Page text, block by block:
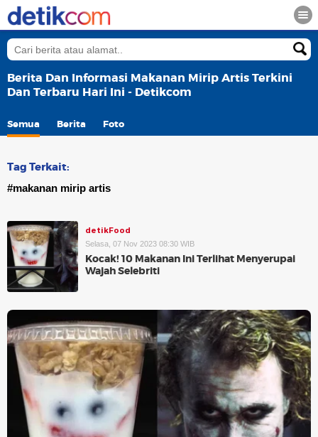
Berita Dan Informasi Makanan Mirip Artis Terkini
Dan Terbaru Hari Ini - Detikcom
Semua Berita Foto
Tag Terkait:
#makanan mirip artis
detikFood
Selasa, 07 Nov 2023 08:30 WIB
Kocak! 10 Makanan Ini Terlihat Menyerupai
Wajah Selebriti